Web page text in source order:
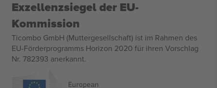
Exzellenzsiegel der EU-
Kommission
Ticombo GmbH (Muttergesellschaft) ist im Rahmen des
EU-Förderprogramms Horizon 2020 für ihren Vorschlag
Nr. 782393 anerkannt.